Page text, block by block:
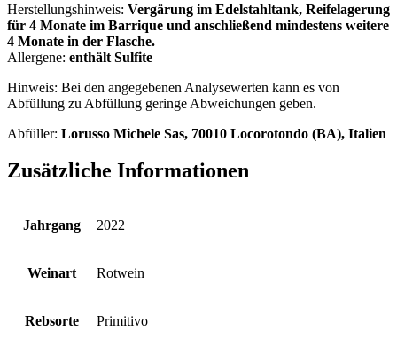
Herstellungshinweis: Vergärung im Edelstahltank, Reifelagerung
für 4 Monate im Barrique und anschließend mindestens weitere
4 Monate in der Flasche.
Allergene: enthält Sulfite
Hinweis: Bei den angegebenen Analysewerten kann es von
Abfüllung zu Abfüllung geringe Abweichungen geben.
Abfüller: Lorusso Michele Sas, 70010 Locorotondo (BA), Italien
Zusätzliche Informationen
Jahrgang 2022
Weinart Rotwein
Rebsorte Primitivo